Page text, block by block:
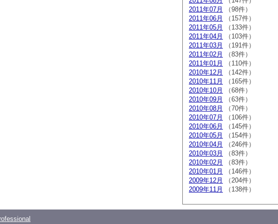
2011年07月
（98件）
2011年06月
（157件）
2011年05月
（133件）
2011年04月
（103件）
2011年03月
（191件）
2011年02月
（83件）
2011年01月
（110件）
2010年12月
（142件）
2010年11月
（165件）
2010年10月
（68件）
2010年09月
（63件）
2010年08月
（70件）
2010年07月
（106件）
2010年06月
（145件）
2010年05月
（154件）
2010年04月
（246件）
2010年03月
（83件）
2010年02月
（83件）
2010年01月
（146件）
2009年12月
（204件）
2009年11月
（138件）